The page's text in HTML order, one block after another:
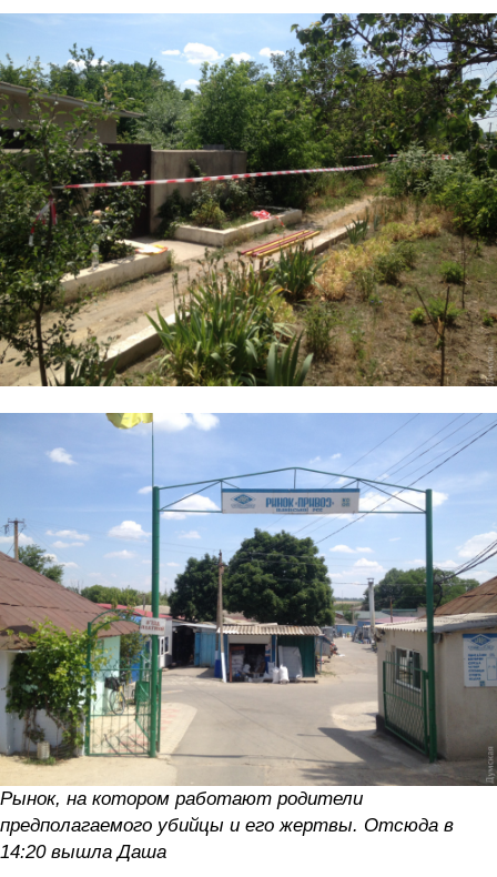
Рынок, на котором работают родители
предполагаемого убийцы и его жертвы. Отсюда в
14:20 вышла Даша